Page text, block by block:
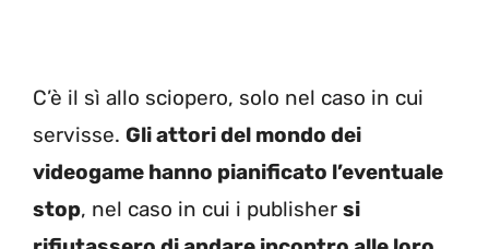
C’è il sì allo sciopero, solo nel caso in cui
servisse. Gli attori del mondo dei
videogame hanno pianificato l’eventuale
stop, nel caso in cui i publisher si